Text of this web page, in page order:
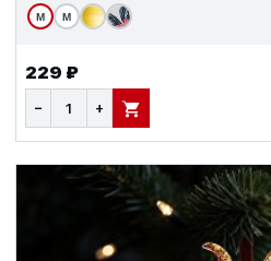
М М
229 ₽
− + В КОРЗИНУ